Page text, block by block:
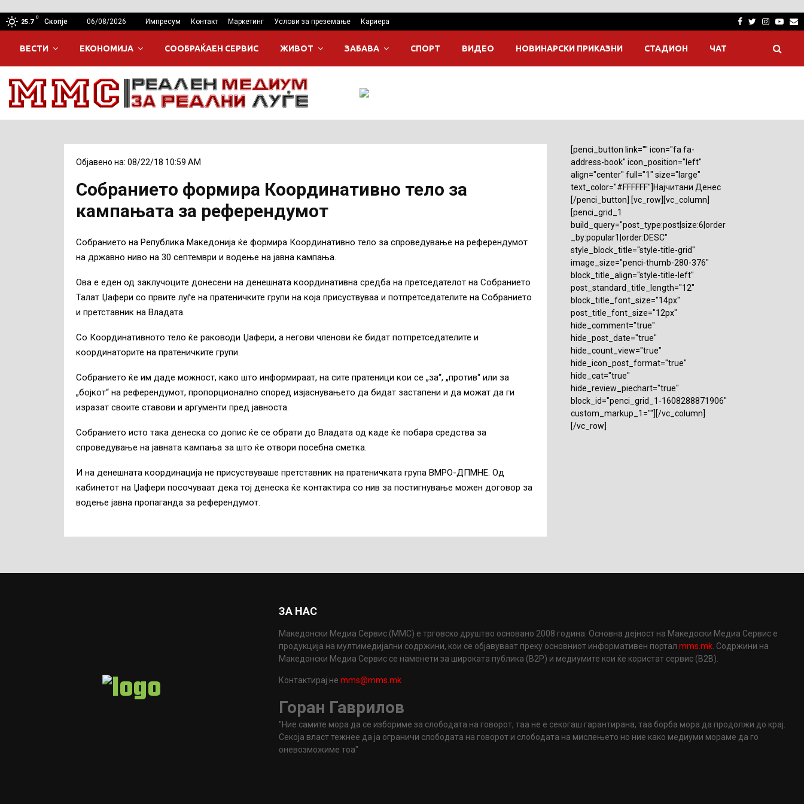
25.7
C
Скопје 06/08/2026 Импресум Контакт Маркетинг Услови за преземање Кариера Facebook
Twitter
ВЕСТИ ЕКОНОМИЈА СООБРАЌАЕН СЕРВИС ЖИВОТ ЗАБАВА СПОРТ ВИДЕО НОВИНАРСКИ ПРИКАЗНИ СТАДИОН ЧАТ
Објавено на: 08/22/18 10:59 AM
Собранието формира Координативно тело за
кампањата за референдумот
Собранието на Република Македонија ќе формира Координативно тело за спроведување на референдумот
на државно ниво на 30 септември и водење на јавна кампања.
Ова е еден од заклучоците донесени на денешната координативна средба на претседателот на Собранието
Талат Џафери со првите луѓе на пратеничките групи на која присуствуваа и потпретседателите на Собранието
и претставник на Владата.
Со Координативното тело ќе раководи Џафери, а негови членови ќе бидат потпретседателите и
координаторите на пратеничките групи.
Собранието ќе им даде можност, како што информираат, на сите пратеници кои се „за“, „против“ или за
„бојкот“ на референдумот, пропорционално според изјаснувањето да бидат застапени и да можат да ги
изразат своите ставови и аргументи пред јавноста.
Собранието исто така денеска со допис ќе се обрати до Владата од каде ќе побара средства за
спроведување на јавната кампања за што ќе отвори посебна сметка.
И на денешната координација не присуствуваше претставник на пратеничката група ВМРО-ДПМНЕ. Од
кабинетот на Џафери посочуваат дека тој денеска ќе контактира со нив за постигнување можен договор за
водење јавна пропаганда за референдумот.
[penci_button link="" icon="fa fa-
address-book" icon_position="left"
align="center" full="1" size="large"
text_color="#FFFFFF"]Најчитани Денес
[/penci_button] [vc_row][vc_column]
[penci_grid_1
build_query="post_type:post|size:6|order
_by:popular1|order:DESC"
style_block_title="style-title-grid"
image_size="penci-thumb-280-376"
block_title_align="style-title-left"
post_standard_title_length="12"
block_title_font_size="14px"
post_title_font_size="12px"
hide_comment="true"
hide_post_date="true"
hide_count_view="true"
hide_icon_post_format="true"
hide_cat="true"
hide_review_piechart="true"
block_id="penci_grid_1-1608288871906"
custom_markup_1=""][/vc_column]
[/vc_row]
ЗА НАС
Македонски Медиа Сервис (ММС) е трговско друштво основано 2008 година. Основна дејност на Македоски Медиа Сервис е
продукција на мултимедијални содржини, кои се објавуваат преку основниот информативен порталmms.mk. Содржини на
Македонски Медиа Сервис се наменети за широката публика (B2P) и медиумите кои ќе користат сервис (B2B).
Контактирај неmms@mms.mk
Горан Гаврилов
"Ние самите мора да се избориме за слободата на говорот, таа не е секогаш гарантирана, таа борба мора да продолжи до крај.
Секоја власт тежнее да ја ограничи слободата на говорот и слободата на мислењето но ние како медиуми мораме да го
оневозможиме тоа"